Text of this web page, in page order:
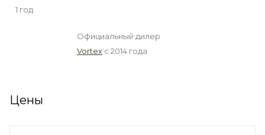
1 год
Официальный дилер
Vortex с 2014 года
Цены